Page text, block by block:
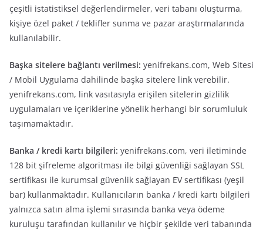
çeşitli istatistiksel değerlendirmeler, veri tabanı oluşturma,
kişiye özel paket / teklifler sunma ve pazar araştırmalarında
kullanılabilir.
Başka sitelere bağlantı verilmesi: yenifrekans.com, Web Sitesi
/ Mobil Uygulama dahilinde başka sitelere link verebilir.
yenifrekans.com, link vasıtasıyla erişilen sitelerin gizlilik
uygulamaları ve içeriklerine yönelik herhangi bir sorumluluk
taşımamaktadır.
Banka / kredi kartı bilgileri: yenifrekans.com, veri iletiminde
128 bit şifreleme algoritması ile bilgi güvenliği sağlayan SSL
sertifikası ile kurumsal güvenlik sağlayan EV sertifikası (yeşil
bar) kullanmaktadır. Kullanıcıların banka / kredi kartı bilgileri
yalnızca satın alma işlemi sırasında banka veya ödeme
kuruluşu tarafından kullanılır ve hiçbir şekilde veri tabanında